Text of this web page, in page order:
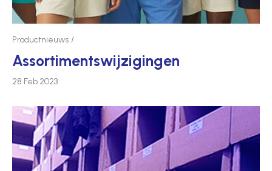
Productnieuws
Assor­­­tim­­­ent­­­swij­­­zi­­­gingen
28 Feb 2023